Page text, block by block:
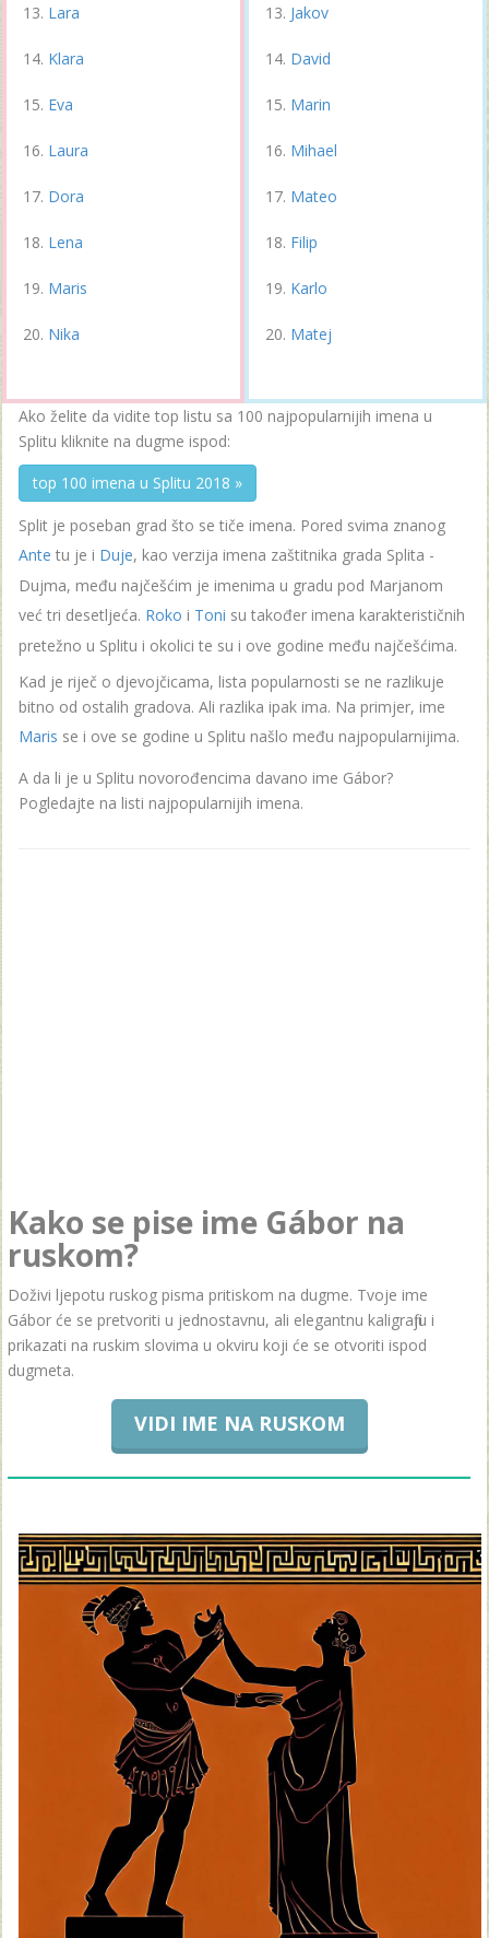
Lara
Klara
Eva
Laura
Dora
Lena
Maris
Nika
Jakov
David
Marin
Mihael
Mateo
Filip
Karlo
Matej
Ako želite da vidite top listu sa 100 najpopularnijih imena u
Splitu kliknite na dugme ispod:
top 100 imena u Splitu 2018 »
Split je poseban grad što se tiče imena. Pored svima znanog
Ante tu je i Duje, kao verzija imena zaštitnika grada Splita -
Dujma, među najčešćim je imenima u gradu pod Marjanom
već tri desetljeća. Roko i Toni su također imena karakterističnih
pretežno u Splitu i okolici te su i ove godine među najčešćima.
Kad je riječ o djevojčicama, lista popularnosti se ne razlikuje
bitno od ostalih gradova. Ali razlika ipak ima. Na primjer, ime
Maris se i ove se godine u Splitu našlo među najpopularnijima.
A da li je u Splitu novorođencima davano ime Gábor?
Pogledajte na listi najpopularnijih imena.
Kako se pise ime Gábor na
ruskom?
Doživi ljepotu ruskog pisma pritiskom na dugme. Tvoje ime
Gábor će se pretvoriti u jednostavnu, ali elegantnu kaligrafiju i
prikazati na ruskim slovima u okviru koji će se otvoriti ispod
dugmeta.
VIDI IME NA RUSKOM